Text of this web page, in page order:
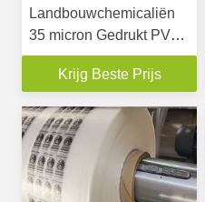
Landbouwchemicaliën
35 micron Gedrukt PVA-
wateroplosbaar drukfilm
Krijg Beste Prijs